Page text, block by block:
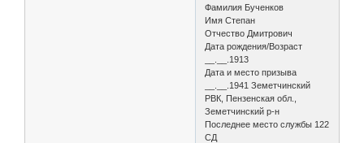
Фамилия Бученков
Имя Степан
Отчество Дмитрович
Дата рождения/Возраст
__.__.1913
Дата и место призыва
__.__.1941 Земетчинский
РВК, Пензенская обл.,
Земетчинский р-н
Последнее место службы 122
СД